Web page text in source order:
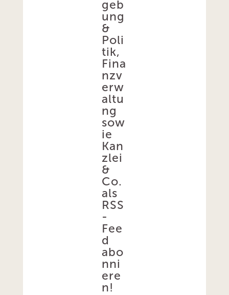
geb
ung
&
Poli
tik,
Fina
nzv
erw
altu
ng
sow
ie
Kan
zlei
&
Co.
als
RSS
-
Fee
d
abo
nni
ere
n!